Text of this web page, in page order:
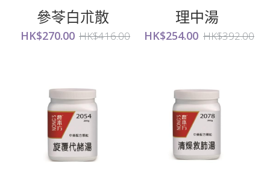
參苓白朮散
HK$270.00 HK$416.00
理中湯
HK$254.00 HK$392.00